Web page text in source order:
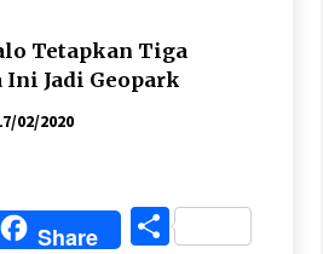
Tetapkan Tiga
Ini Jadi Geopark
02/2020
Share Share